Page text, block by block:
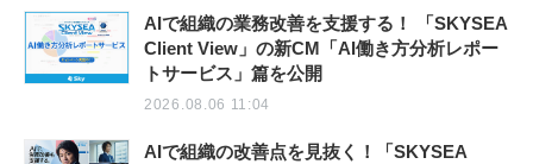
AIで組織の業務改善を支援する！ 「SKYSEA
Client View」の新CM「AI働き方分析レポー
トサービス」篇を公開
2026.08.06 11:04
AIで組織の改善点を見抜く！「SKYSEA